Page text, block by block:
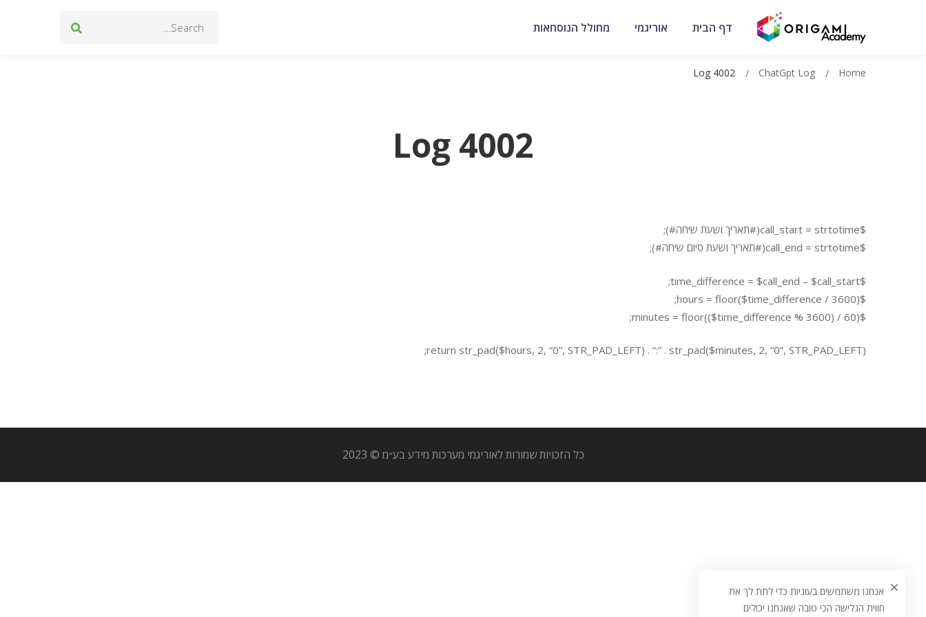
דף הבית אוריגמי מחולל הנוסחאות
Log 4002
Home
ChatGpt Log
Log 4002
$call_start = strtotime(#תאריך ושעת שיחה#);
$call_end = strtotime(#תאריך ושעת סיום שיחה#);
$time_difference = $call_end – $call_start;
$hours = floor($time_difference / 3600);
$minutes = floor(($time_difference % 3600) / 60);
return str_pad($hours, 2, “0”, STR_PAD_LEFT) . “:” . str_pad($minutes, 2, “0”, STR_PAD_LEFT);
כל הזכויות שמורות לאוריגמי מערכות מידע בע״מ © 2023
אנחנו משתמשים בעוגיות כדי לתת לך את
חווית הגלישה הכי טובה שאנחנו יכולים